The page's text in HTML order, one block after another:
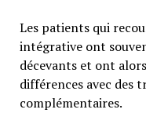
Les patients qui
intégrative ont
décevants et ont
différences avec des
complémentaires.